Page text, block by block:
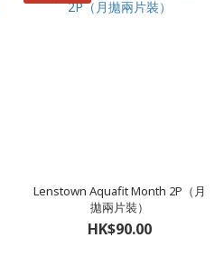
Lenstown Aquafit Month 2P（月
拋兩片裝）
HK$90.00